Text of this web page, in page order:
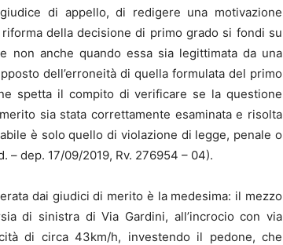
di appello, di redigere una motivazione
della decisione di primo grado si fondi su
non anche quando essa sia legittimata da una
dell’erroneità di quella formulata del primo
spetta il compito di verificare se la questione
sia stata correttamente esaminata e risolta
è solo quello di violazione di legge, penale o
– dep. 17/09/2019, Rv. 276954 – 04).
dai giudici di merito è la medesima: il mezzo
di sinistra di Via Gardini, all’incrocio con via
di circa 43km/h, investendo il pedone, che